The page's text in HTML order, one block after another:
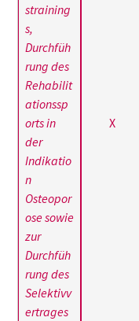
straining
s,
Durchfüh
rung des
Rehabilit
ationssp
orts in
der
Indikatio
n
Osteopor
ose sowie
zur
Durchfüh
rung des
Selektivv
ertrages
X